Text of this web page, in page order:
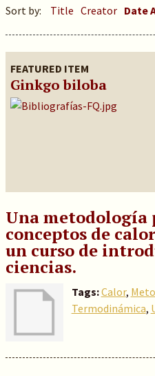
Sort by: Title Creator Date
FEATURED ITEM
Ginkgo biloba
Una metodología
conceptos de
un curso de
ciencias.
Tags:Calor,
Termodinámica,